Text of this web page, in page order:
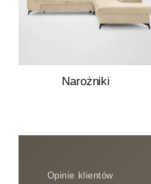
Narożniki
Opinie klientów